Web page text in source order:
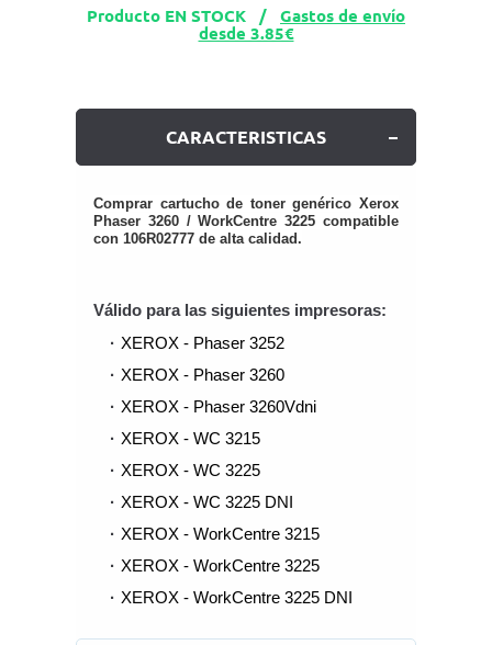
Producto EN STOCK / Gastos de envío
desde 3.85€
CARACTERISTICAS
Comprar cartucho de toner genérico Xerox
Phaser 3260 / WorkCentre 3225 compatible
con 106R02777 de alta calidad.
Válido para las siguientes impresoras:
XEROX - Phaser 3252
XEROX - Phaser 3260
XEROX - Phaser 3260Vdni
XEROX - WC 3215
XEROX - WC 3225
XEROX - WC 3225 DNI
XEROX - WorkCentre 3215
XEROX - WorkCentre 3225
XEROX - WorkCentre 3225 DNI